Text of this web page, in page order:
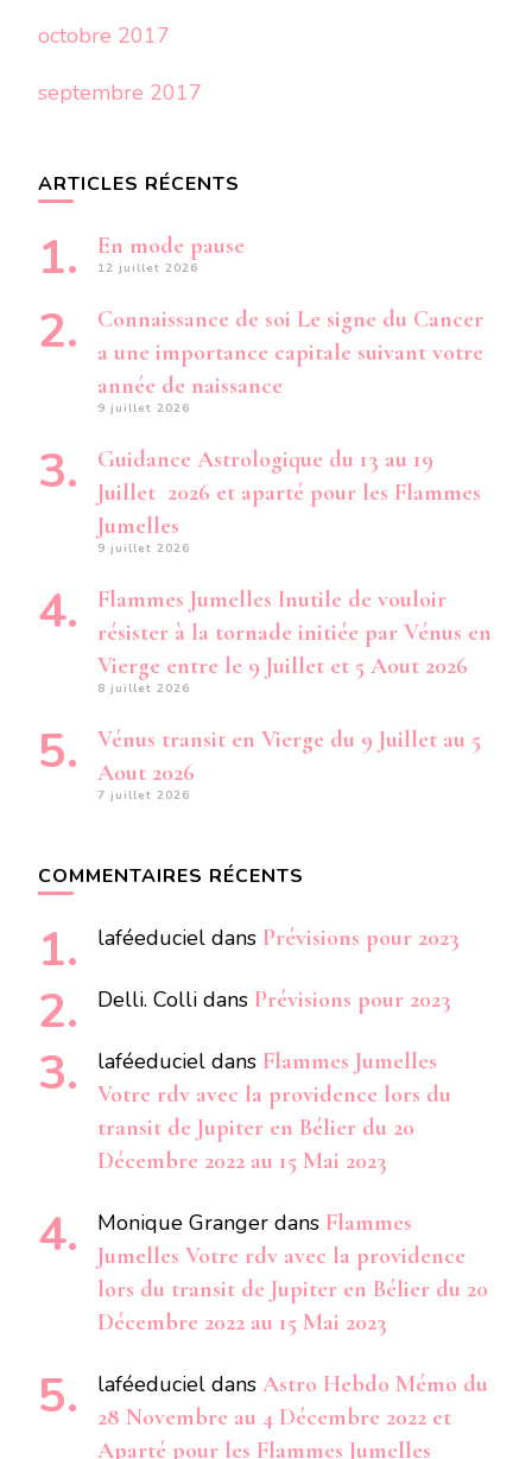
octobre 2017
septembre 2017
ARTICLES RÉCENTS
En mode pause
12 juillet 2026
Connaissance de soi Le signe du Cancer
a une importance capitale suivant votre
année de naissance
9 juillet 2026
Guidance Astrologique du 13 au 19
Juillet 2026 et aparté pour les Flammes
Jumelles
9 juillet 2026
Flammes Jumelles Inutile de vouloir
résister à la tornade initiée par Vénus en
Vierge entre le 9 Juillet et 5 Aout 2026
8 juillet 2026
Vénus transit en Vierge du 9 Juillet au 5
Aout 2026
7 juillet 2026
COMMENTAIRES RÉCENTS
laféeduciel dans Prévisions pour 2023
Delli. Colli dans Prévisions pour 2023
laféeduciel dans Flammes Jumelles
Votre rdv avec la providence lors du
transit de Jupiter en Bélier du 20
Décembre 2022 au 15 Mai 2023
Monique Granger dans Flammes
Jumelles Votre rdv avec la providence
lors du transit de Jupiter en Bélier du 20
Décembre 2022 au 15 Mai 2023
laféeduciel dans Astro Hebdo Mémo du
28 Novembre au 4 Décembre 2022 et
Aparté pour les Flammes Jumelles